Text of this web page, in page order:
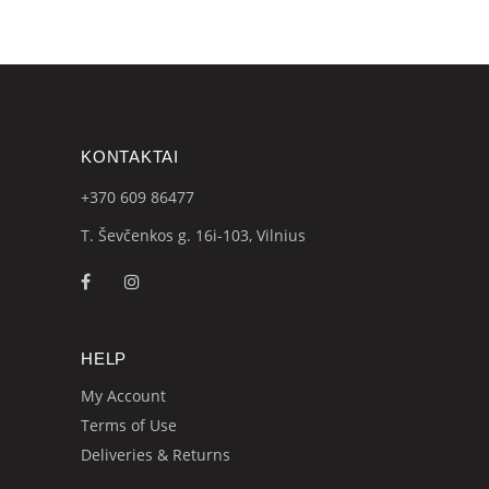
KONTAKTAI
+370 609 86477
T. Ševčenkos g. 16i-103, Vilnius
HELP
My Account
Terms of Use
Deliveries & Returns